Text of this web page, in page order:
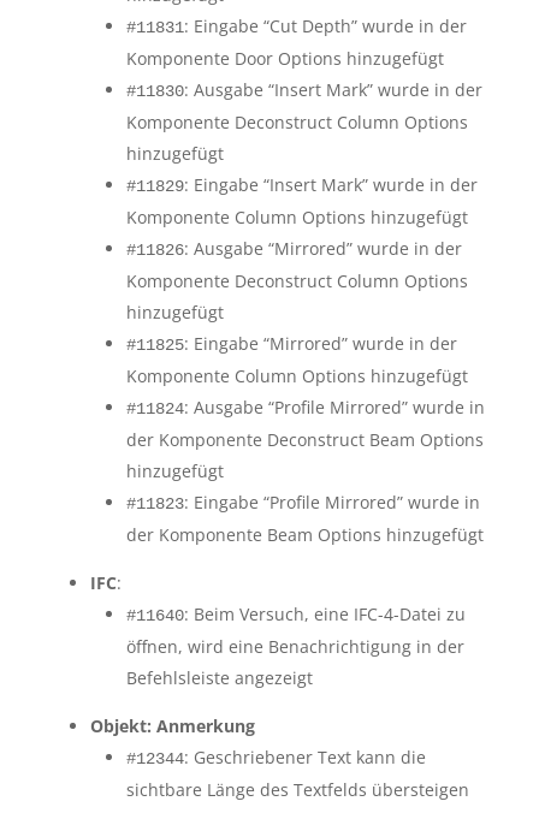
#11831: Eingabe “Cut Depth” wurde in der
Komponente Door Options hinzugefügt
#11830: Ausgabe “Insert Mark” wurde in der
Komponente Deconstruct Column Options
hinzugefügt
#11829: Eingabe “Insert Mark” wurde in der
Komponente Column Options hinzugefügt
#11826: Ausgabe “Mirrored” wurde in der
Komponente Deconstruct Column Options
hinzugefügt
#11825: Eingabe “Mirrored” wurde in der
Komponente Column Options hinzugefügt
#11824: Ausgabe “Profile Mirrored” wurde in
der Komponente Deconstruct Beam Options
hinzugefügt
#11823: Eingabe “Profile Mirrored” wurde in
der Komponente Beam Options hinzugefügt
IFC:
#11640: Beim Versuch, eine IFC-4-Datei zu
öffnen, wird eine Benachrichtigung in der
Befehlsleiste angezeigt
Objekt: Anmerkung
#12344: Geschriebener Text kann die
sichtbare Länge des Textfelds übersteigen